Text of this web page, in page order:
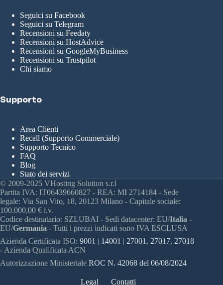
Seguici su Facebook
Seguici su Telegram
Recensioni su Feedaty
Recensioni su HostAdvice
Recensioni su GoogleMyBusiness
Recensioni su Trustpilot
Chi siamo
Supporto
Area Clienti
Recall (Supporto Commerciale)
Supporto Tecnico
FAQ
Blog
Stato dei servizi
© 2009-2025 VHosting Solution s.r.l
Partita IVA: IT06439660827 - REA: MI 2714184 - Sede
legale: Via San Vito, 18, 20123 Milano - Capitale sociale:
100.000,00 € i.v.
Codice destinatario: SZLUBAI - Sedi datacenter: EU/Italia -
EU/Germania - Tutti i prezzi indicati sono IVA ESCLUSA
Azienda Certificata ISO: 9001 | 14001 | 27001 , 27017, 27018
- Azienda Qualificata ACN
Autorizzazione Ministeriale ROC N. 42068 del 06/08/2024
Legal Contatti